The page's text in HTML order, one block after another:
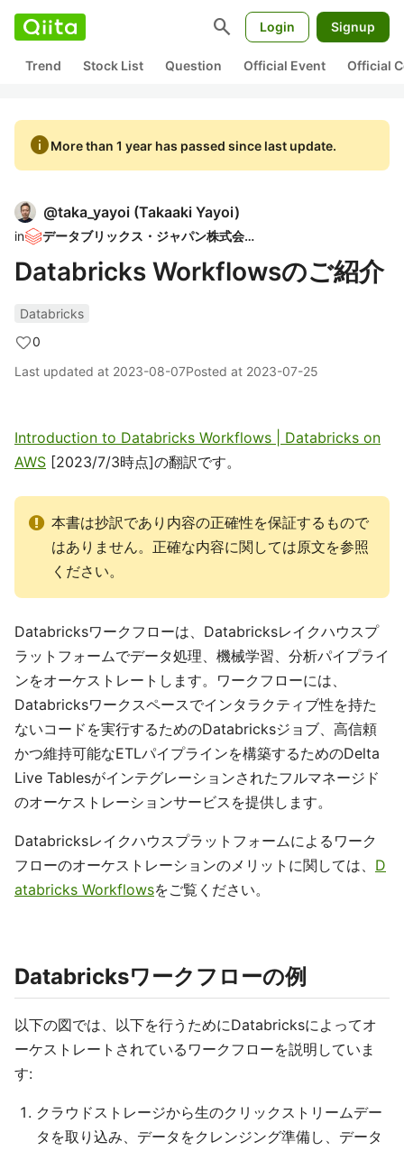
search Login Signup
Trend Stock List Question Official Event Official
infoMore than 1 year has passed since last update.
@taka_yayoi (Takaaki Yayoi)
in データブリックス・ジャパン株式会社
Databricks Workflowsのご紹介
Databricks
0
Last updated at 2023-08-07Posted at 2023-07-25
Introduction to Databricks Workflows | Databricks on
AWS [2023/7/3時点]の翻訳です。
本書は抄訳であり内容の正確性を保証するもので
はありません。正確な内容に関しては原文を参照
ください。
Databricksワークフローは、Databricksレイクハウスプ
ラットフォームでデータ処理、機械学習、分析パイプライ
ンをオーケストレートします。ワークフローには、
Databricksワークスペースでインタラクティブ性を持た
ないコードを実行するためのDatabricksジョブ、高信頼
かつ維持可能なETLパイプラインを構築するためのDelta
Live Tablesがインテグレーションされたフルマネージド
のオーケストレーションサービスを提供します。
Databricksレイクハウスプラットフォームによるワーク
フローのオーケストレーションのメリットに関しては、 D
atabricks Workflowsをご覧ください。
Databricksワークフローの例
以下の図では、以下を行うためにDatabricksによってオ
ーケストレートされているワークフローを説明していま
す:
クラウドストレージから生のクリックストリームデー
タを取り込み、データをクレンジング準備し、データ